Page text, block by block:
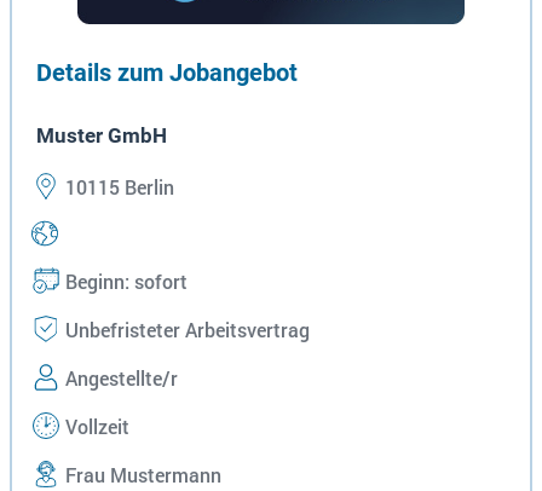
Details zum Jobangebot
Muster GmbH
10115 Berlin
Beginn: sofort
Unbefristeter Arbeitsvertrag
Angestellte/r
Vollzeit
Frau Mustermann